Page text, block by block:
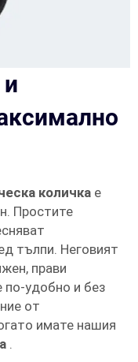
количка е
Простите
тълпи. Неговият
прави
по-удобно и без
от
имате нашия
.